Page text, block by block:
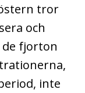
tror
och
fjorton
inte